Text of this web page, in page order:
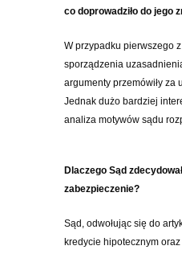
co doprowadziło do jego
W przypadku pierwszego
sporządzenia
argumenty przemówiły
Jednak dużo bardziej
analiza motywów sądu
Dlaczego Sąd
zabezpieczenie?
Sąd, odwołując się do
kredycie hipotecznym